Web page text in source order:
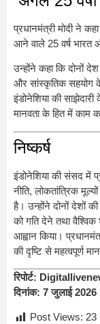
प्रधानमंत्री मोदी ने
आने वाले 25 वर्ष भारत
उन्होंने कहा कि दोनों
और सांस्कृतिक सहयोग
इंडोनेशिया की
मानवता के हित में काम
निष्कर्ष
इंडोनेशिया की संसद में
नीति, लोकतांत्रिक
है। उन्होंने दोनों देशों
को गति देने तथा
आह्वान किया।
की दृष्टि से महत्वपूर्ण
रिपोर्ट:
दिनांक: 7 जुलाई 2026
Post Views: 23